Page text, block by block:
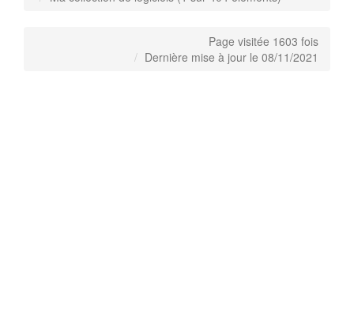
Page visitée 1603 fois
Dernière mise à jour le 08/11/2021